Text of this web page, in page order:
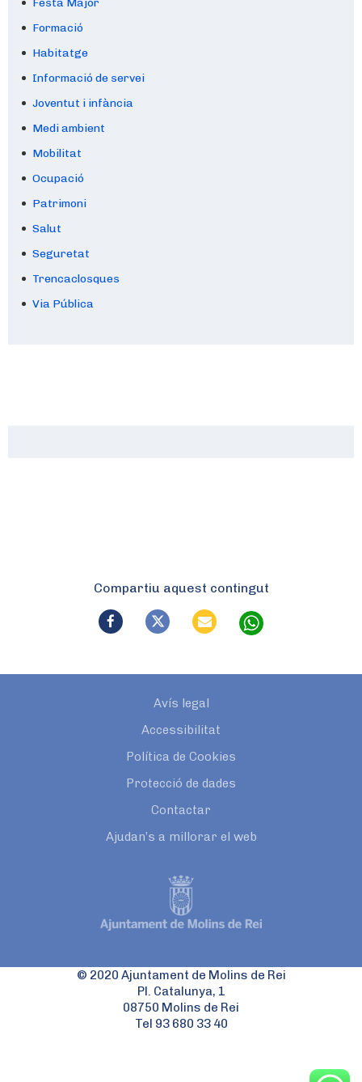
Festa Major
Formació
Habitatge
Informació de servei
Joventut i infància
Medi ambient
Mobilitat
Ocupació
Patrimoni
Salut
Seguretat
Trencaclosques
Via Pública
Compartiu aquest contingut
Avís legal
Accessibilitat
Política de Cookies
Protecció de dades
Contactar
Ajudan’s a millorar el web
© 2020 Ajuntament de Molins de Rei
Pl. Catalunya, 1
08750 Molins de Rei
Tel 93 680 33 40